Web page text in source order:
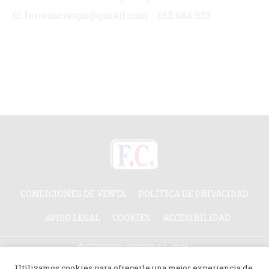
CONDICIONES DE VENTA POLÍTICA DE PRIVACIDAD
AVISO LEGAL COOKIES ACCESIBILIDAD
© FERRERO CRESPO S.L. 2026.